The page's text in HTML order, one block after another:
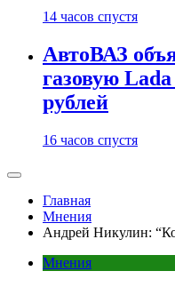
14 часов спустя
АвтоВАЗ
газовую
рублей
16 часов спустя
Главная
Мнения
Андрей Никулин:
Мнения